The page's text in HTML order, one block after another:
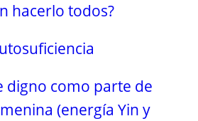
hacerlo todos?
digno como parte de
(energía Yin y